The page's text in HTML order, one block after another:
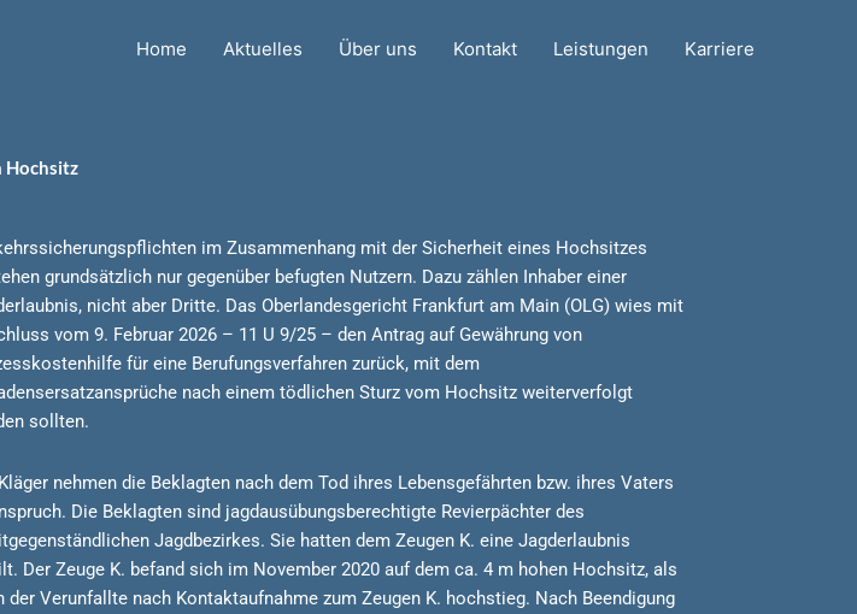
Home Aktuelles Über uns Kontakt Leistungen Karriere
Hochsitz
im Zusammenhang mit der Sicherheit eines Hochsitzes
grundsätzlich nur gegenüber befugten Nutzern. Dazu zählen Inhaber einer
nicht aber Dritte. Das Oberlandesgericht Frankfurt am Main (OLG) wies mit
vom 9. Februar 2026 – 11 U 9/25 – den Antrag auf Gewährung von
für eine Berufungsverfahren zurück, mit dem
nach einem tödlichen Sturz vom Hochsitz weiterverfolgt
sollten.
nehmen die Beklagten nach dem Tod ihres Lebensgefährten bzw. ihres Vaters
Die Beklagten sind jagdausübungsberechtigte Revierpächter des
Jagdbezirkes. Sie hatten dem Zeugen K. eine Jagderlaubnis
Der Zeuge K. befand sich im November 2020 auf dem ca. 4 m hohen Hochsitz, als
der Verunfallte nach Kontaktaufnahme zum Zeugen K. hochstieg. Nach Beendigung